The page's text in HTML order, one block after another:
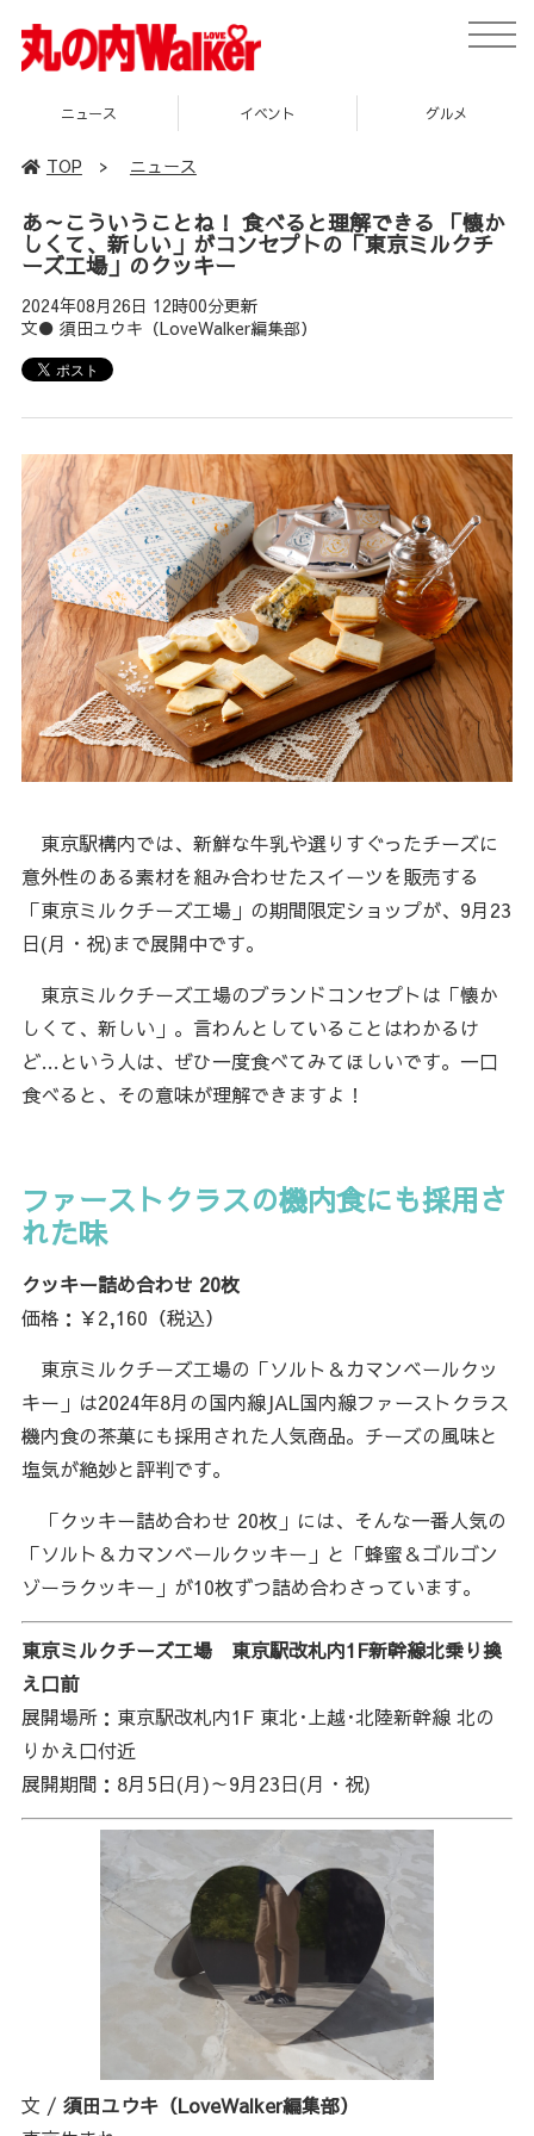
toggle
ニュース イベント グルメ
TOP > ニュース
あ～こういうことね！ 食べると理解できる 「懐か
しくて、新しい」がコンセプトの「東京ミルクチ
ーズ工場」のクッキー
2024年08月26日 12時00分更新
文● 須田ユウキ（LoveWalker編集部）
東京駅構内では、新鮮な牛乳や選りすぐったチーズに
意外性のある素材を組み合わせたスイーツを販売する
「東京ミルクチーズ工場」の期間限定ショップが、9月23
日(月・祝)まで展開中です。
東京ミルクチーズ工場のブランドコンセプトは「懐か
しくて、新しい」。言わんとしていることはわかるけ
ど…という人は、ぜひ一度食べてみてほしいです。一口
食べると、その意味が理解できますよ！
ファーストクラスの機内食にも採用さ
れた味
クッキー詰め合わせ 20枚
価格：￥2,160（税込）
東京ミルクチーズ工場の「ソルト＆カマンベールクッ
キー」は2024年8月の国内線JAL国内線ファーストクラス
機内食の茶菓にも採用された人気商品。チーズの風味と
塩気が絶妙と評判です。
「クッキー詰め合わせ 20枚」には、そんな一番人気の
「ソルト＆カマンベールクッキー」と「蜂蜜＆ゴルゴン
ゾーラクッキー」が10枚ずつ詰め合わさっています。
東京ミルクチーズ工場 東京駅改札内1F新幹線北乗り換
え口前
展開場所：東京駅改札内1F 東北･上越･北陸新幹線 北の
りかえ口付近
展開期間：8月5日(月)～9月23日(月・祝)
文 / 須田ユウキ（LoveWalker編集部）